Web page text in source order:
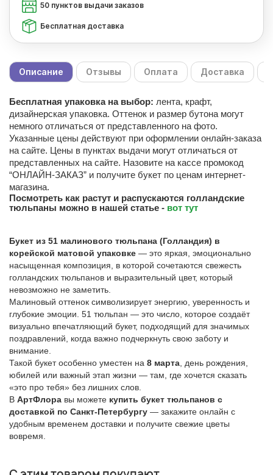
50 пунктов выдачи заказов
Бесплатная доставка
Описание Отзывы Оплата Доставка
Бесплатная упаковка на выбор: лента, крафт,
дизайнерская упаковка. Оттенок и размер бутона могут
немного отличаться от представленного на фото.
Указанные цены действуют при оформлении онлайн-заказа
на сайте. Цены в пунктах выдачи могут отличаться от
представленных на сайте. Назовите на кассе промокод
“ОНЛАЙН-ЗАКАЗ” и получите букет по ценам интернет-
магазина.
Посмотреть как растут и распускаются голландские
тюльпаны можно в нашей статье - вот тут
Букет из 51 малинового тюльпана (Голландия) в
корейской матовой упаковке — это яркая, эмоционально
насыщенная композиция, в которой сочетаются свежесть
голландских тюльпанов и выразительный цвет, который
невозможно не заметить.
Малиновый оттенок символизирует энергию, уверенность и
глубокие эмоции. 51 тюльпан — это число, которое создаёт
визуально впечатляющий букет, подходящий для значимых
поздравлений, когда важно подчеркнуть свою заботу и
внимание.
Такой букет особенно уместен на 8 марта, день рождения,
юбилей или важный этап жизни — там, где хочется сказать
«это про тебя» без лишних слов.
В АртФлора вы можете купить букет тюльпанов с
доставкой по Санкт-Петербургу — закажите онлайн с
удобным временем доставки и получите свежие цветы
вовремя.